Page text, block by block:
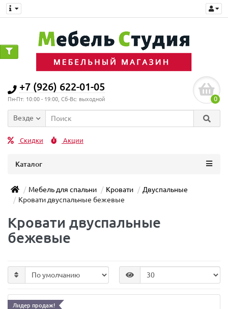
+7 (926) 622-01-05
Пн-Пт: 10:00 - 19:00, Сб-Вс: выходной 0
Везде
Скидки Акции
Каталог
Мебель для спальни Кровати
Двуспальные
Кровати двуспальные бежевые
Кровати двуспальные
бежевые
Лидер продаж!